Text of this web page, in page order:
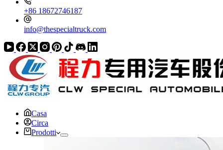
+86 18672746187
info@thespecialtruck.com
Casa
Circa
Prodotti